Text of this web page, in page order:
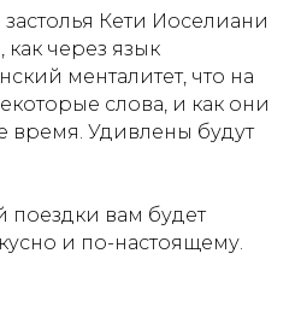
Кети Иоселиани
как через язык
менталитет, что на
слова, и как они
время. Удивлены будут
поездки вам будет
и по-настоящему.